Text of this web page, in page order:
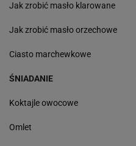
Jak zrobić masło klarowane
Jak zrobić masło orzechowe
Ciasto marchewkowe
ŚNIADANIE
Koktajle owocowe
Omlet